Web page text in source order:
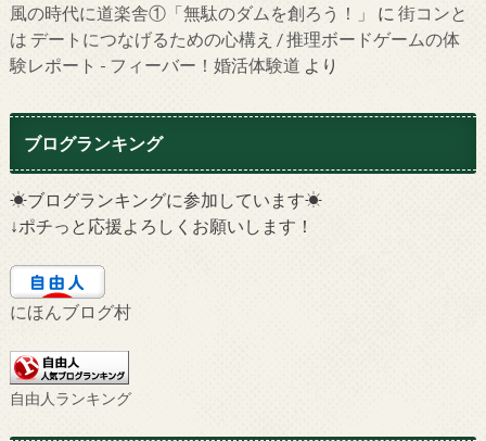
風の時代に道楽舎①「無駄のダムを創ろう！」 に 街コンと
は デートにつなげるための心構え / 推理ボードゲームの体
験レポート - フィーバー！婚活体験道 より
ブログランキング
☀ブログランキングに参加しています☀
↓ポチっと応援よろしくお願いします！
にほんブログ村
自由人ランキング